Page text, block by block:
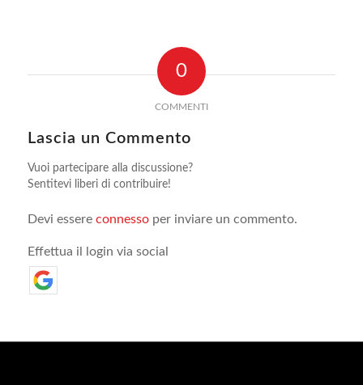
0
COMMENTI
Lascia un Commento
Vuoi partecipare alla discussione?
Sentitevi liberi di contribuire!
Devi essere connessoper inviare un commento.
Effettua il login via social